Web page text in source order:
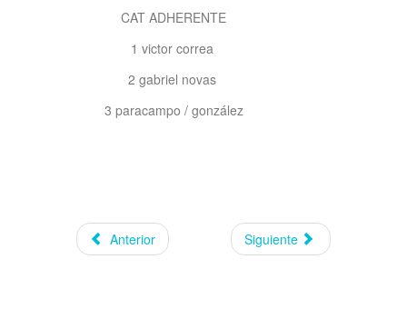
CAT ADHERENTE
1 victor correa
2 gabriel novas
3 paracampo / gonzález
Anterior Siguiente